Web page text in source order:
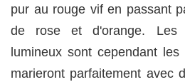
pur au rouge vif en passant
de rose et d'orange. Les
lumineux sont cependant
marieront parfaitement avec